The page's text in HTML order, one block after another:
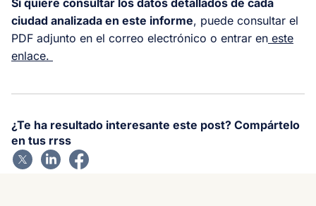
ciudad analizada en este informe, puede consultar el
PDF adjunto en el correo electrónico o entrar en este
enlace.
¿Te ha resultado interesante este post? Compártelo
en tus rrss